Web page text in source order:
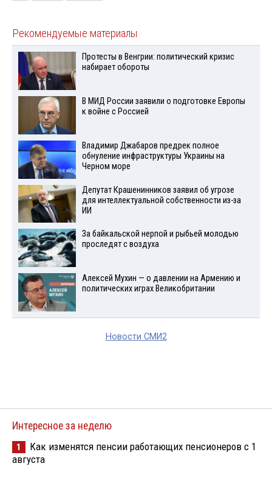
Рекомендуемые материалы
Протесты в Венгрии: политический кризис
набирает обороты
В МИД России заявили о подготовке Европы
к войне с Россией
Владимир Джабаров предрек полное
обнуление инфраструктуры Украины на
Черном море
Депутат Крашенинников заявил об угрозе
для интеллектуальной собственности из-за
ИИ
За байкальской нерпой и рыбьей молодью
проследят с воздуха
Алексей Мухин — о давлении на Армению и
политических играх Великобритании
Новости СМИ2
Интересное за неделю
1
Как изменятся пенсии работающих пенсионеров с 1
августа